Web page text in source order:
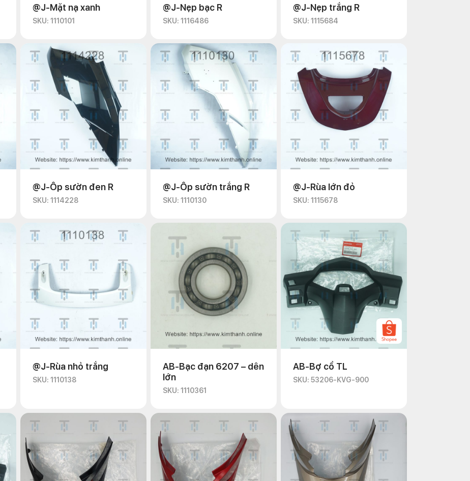
@J-Mặt nạ xanh
SKU: 1110101
@J-Nẹp bạc R
SKU: 1116486
@J-Nẹp trắng R
SKU: 1115684
@J-Ốp sườn đen R
SKU: 1114228
@J-Ốp sườn trắng R
SKU: 1110130
@J-Rùa lớn đỏ
SKU: 1115678
@J-Rùa nhỏ trắng
SKU: 1110138
AB-Bạc đạn 6207 – dên
lớn
SKU: 1110361
AB-Bợ cổ TL
SKU: 53206-KVG-900